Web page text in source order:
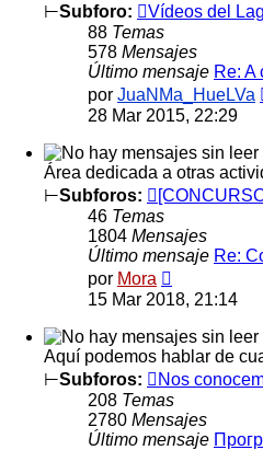
⊢Subforo:
Vídeos del
88 Temas
578 Mensajes
Último mensaje Re:
por JuaNMa_HueLVa
28 Mar 2015, 22:29
Área dedicada a otras
⊢Subforos:
46 Temas
1804 Mensajes
Último mensaje Re:
por Mora
último
mensaje
15 Mar 2018, 21:14
Aquí podemos hablar de
⊢Subforos: Nos
208 Temas
2780 Mensajes
Último mensaje